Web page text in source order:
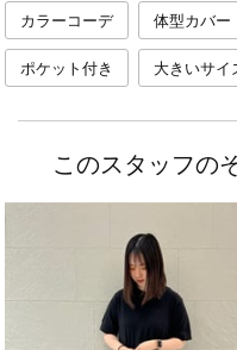
カラーコーデ 体型カバー
ポケット付き 大きいサイ
このスタッフの